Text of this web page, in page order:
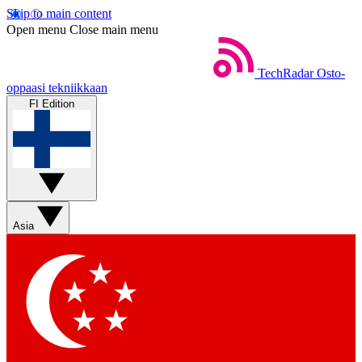
Skip to main content
Open menu Close main menu
TechRadar Osto-
oppaasi tekniikkaan
FI Edition
Asia